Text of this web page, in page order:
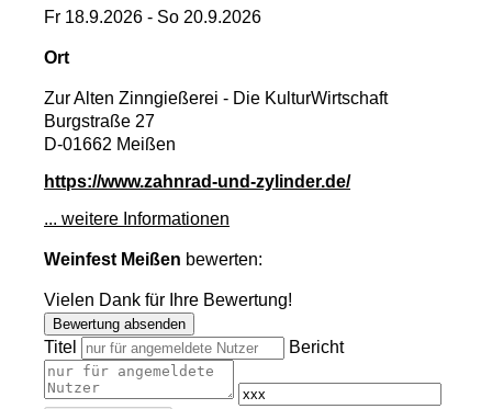
Fr 18.9.2026 - So 20.9.2026
Ort
Zur Alten Zinngießerei - Die KulturWirtschaft
Burgstraße 27
D-01662 Meißen
https://www.zahnrad-und-zylinder.de/
... weitere Informationen
Weinfest Meißen bewerten:
Vielen Dank für Ihre Bewertung!
Bewertung absenden
Titel Bericht